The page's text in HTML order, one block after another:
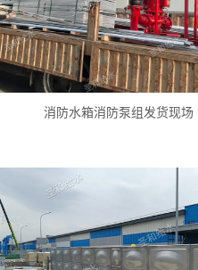
消防水箱消防泵组发货现场